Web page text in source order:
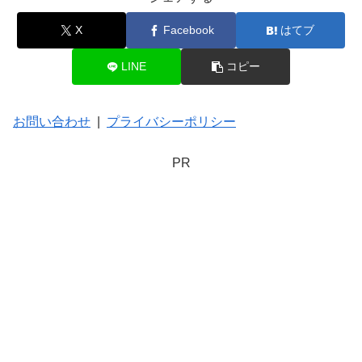
X Facebook はてブ
LINE コピー
お問い合わせ プライバシーポリシー
PR